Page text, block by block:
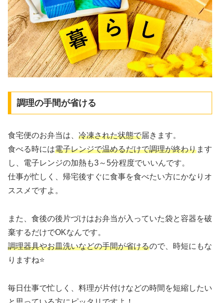
調理の手間が省ける
食宅便のお弁当は、 冷凍された状態で届きます。
食べる時には電子レンジで温めるだけで調理が終わります
し、電子レンジの加熱も3～5分程度でいいんです。
仕事が忙しく、帰宅後すぐに食事を食べたい方にかなりオ
ススメですよ。
また、食後の後片づけはお弁当が入っていた袋と容器を破
棄するだけでOKなんです。
調理器具やお皿洗いなどの手間が省けるので、時短にもな
りますね⭐
毎日仕事で忙しく、料理が片付けなどの時間を短縮したい